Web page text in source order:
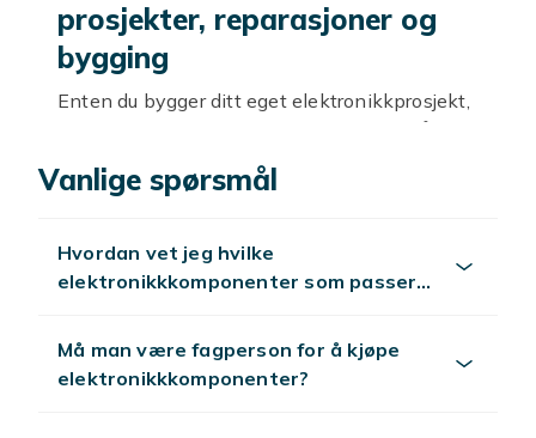
prosjekter, reparasjoner og
bygging
Enten du bygger ditt eget elektronikkprosjekt,
reparerer en ødelagt enhet eller holder på med
komponenter hos Fyndiq. Vi har et bredt
priser – fra basiskomponenter som
motstander og kondensatorer til mer
Basiskomponenter –
Vanlige spørsmål
Hvordan vet jeg hvilke
elektronikkkomponenter som passer
Må man være fagperson for å kjøpe
elektronikkkomponenter?